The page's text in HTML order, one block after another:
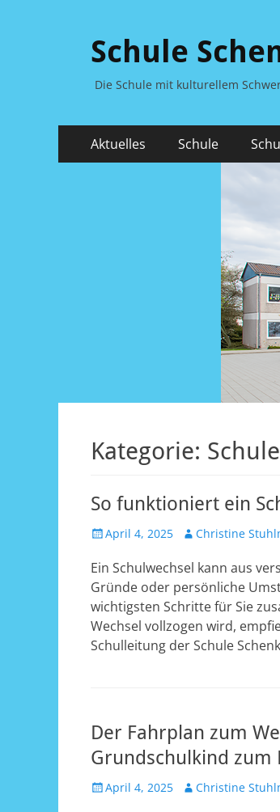
Schule
Die Schule mit kulturellem
Primäres
Menü
Zum
Inhalt
Aktuelles Schule
Kategorie: Schule
So funktioniert ein
Veröffentlicht
April 4, 2025 AutorChristine
Ein Schulwechsel kann aus
Gründe oder persönliche
wichtigsten Schritte für Sie
Wechsel vollzogen wird,
Schulleitung der Schule
Der Fahrplan zum
Grundschulkind zum
Veröffentlicht
April 4, 2025 AutorChristine